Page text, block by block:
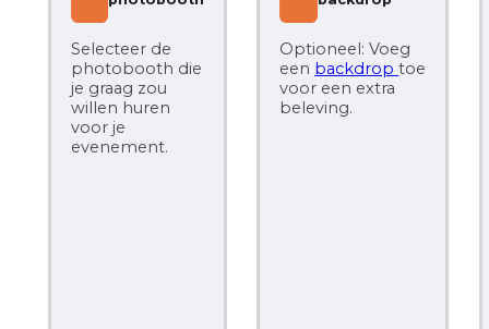
Selecteer de
photobooth die
je graag zou
willen huren
voor je
evenement.
Optioneel: Voeg
backdroptoe
voor een extra
beleving.